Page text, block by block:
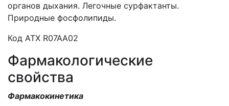
органов дыхания. Легочные сурфактанты.
Природные фосфолипиды.
Код АТХ R07AA02
Фармакологические
свойства
Фармакокинетика